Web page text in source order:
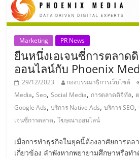
ขยาย
สา
ขา
แฟ
รน
ไชส์,
Marketing PR News
ยืนหนึ่งเอเจนซี่การตลา
ออนไลน์กับ Phoenix
29/12/2023 กองบรรณาธิการเว็บไซต์
Media,Seo,Social Media, การตลาดดิจิทัล,
Google Ads,บริการ Native Ads,บริการ SEO,
เจนซี่การตลาด,โฆษณาออนไลน์
เมื่อการทำธุรกิจในยุคนี้ต้องอาศัยการตล
เกี่ยวข้อง ลำพังหากพยายามศึกษาหรือท